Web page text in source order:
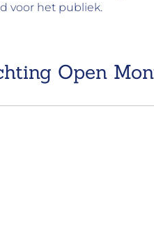
voor het publiek.
Open